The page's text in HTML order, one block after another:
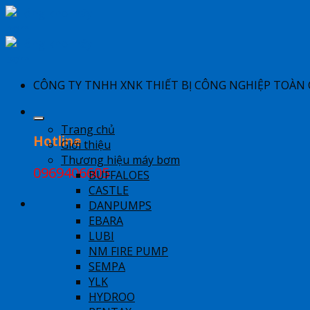
Skip
content
​CÔNG TY TNHH XNK THIẾT BỊ CÔNG NGHIỆP TOÀN
Hotline
0969406605
Trang chủ
Giới thiệu
Thương hiệu máy bơm
BUFFALOES
CASTLE
DANPUMPS
EBARA
LUBI
NM FIRE PUMP
SEMPA
YLK
HYDROO